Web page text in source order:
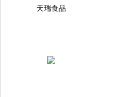
天瑞食品